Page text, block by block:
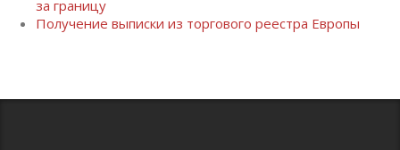
за границу
Получение выписки из торгового реестра Европы